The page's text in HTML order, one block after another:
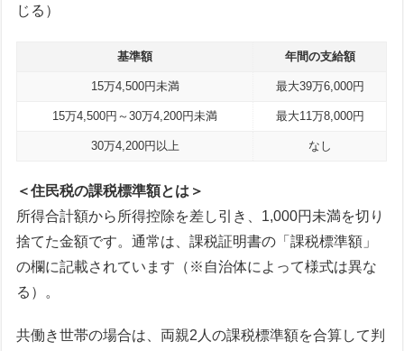
じる）
基準額 年間の支給額
15万4,500円未満 最大39万6,000円
15万4,500円～30万4,200円未満 最大11万8,000円
30万4,200円以上 なし
＜住民税の課税標準額とは＞
所得合計額から所得控除を差し引き、1,000円未満を切り
捨てた金額です。通常は、課税証明書の「課税標準額」
の欄に記載されています（※自治体によって様式は異な
る）。
共働き世帯の場合は、両親2人の課税標準額を合算して判